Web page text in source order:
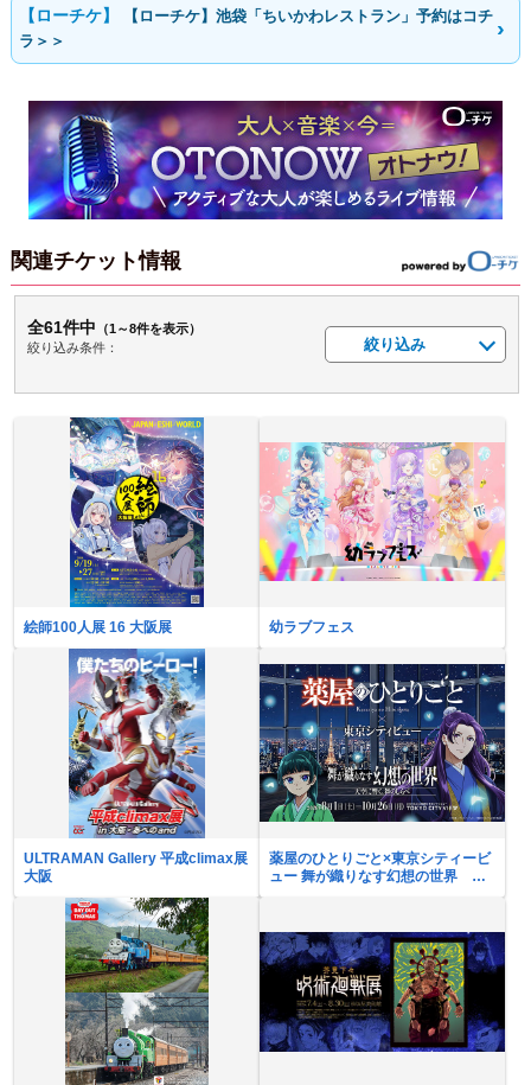
【ローチケ】池袋「ちいかわレストラン」予約はコチ
ラ＞＞
関連チケット情報
全61件中 （1～8件を表示）
絞り込み条件：
絞り込み
絵師100人展 16 大阪展 幼ラブフェス
ULTRAMAN Gallery 平成climax展
大阪
薬屋のひとりごと×東京シティービ
ュー 舞が織りなす幻想の世界 ―